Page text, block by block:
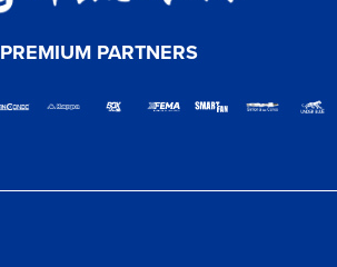
PREMIUM PARTNERS